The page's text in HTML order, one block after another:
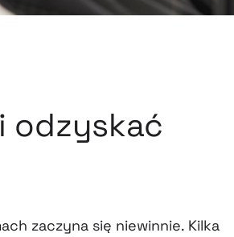
odzyskać
zaczyna się niewinnie. Kilka